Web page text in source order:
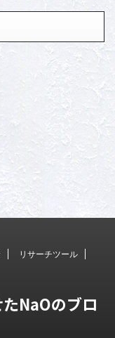
リサーチツール
NaOのブロ